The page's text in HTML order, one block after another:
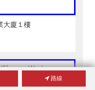
大廈１樓
Wan)
３號永業中心１樓Ａ
路線